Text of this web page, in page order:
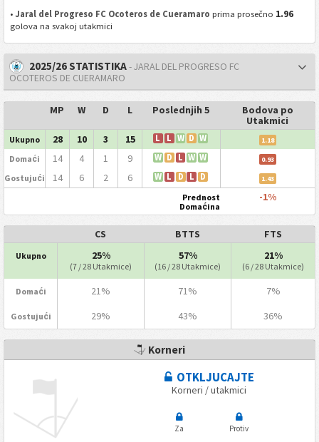
•Jaral del Progreso FC Ocoteros de Cueramaro prima prosečno 1.96
golova na svakoj utakmici
2025/26 STATISTIKA- JARAL DEL PROGRESO FC
OCOTEROS DE CUERAMARO
MP W D L Poslednjih 5
Bodova po
Utakmici
Ukupno 28 10 3 15 L L W D W 1.18
Domaći 14 4 1 9 W D L W W 0.93
Gostujući 14 6 2 6 W L D L D 1.43
Prednost
Domaćina
-1%
CS BTTS FTS
Ukupno 25%
(7 / 28 Utakmice)
57%
(16 / 28 Utakmice)
21%
(6 / 28 Utakmice)
Domaći 21% 71% 7%
Gostujući 29% 43% 36%
Korneri
OTKLJUCAJTE
Korneri / utakmici
Za
Protiv